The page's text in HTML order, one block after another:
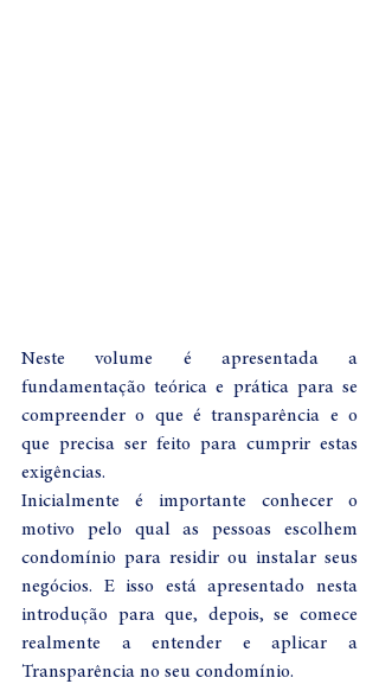
Neste volume é apresentada a
fundamentação teórica e prática para se
compreender o que é transparência e o
que precisa ser feito para cumprir estas
exigências.
Inicialmente é importante conhecer o
motivo pelo qual as pessoas escolhem
condomínio para residir ou instalar seus
negócios. E isso está apresentado nesta
introdução para que, depois, se comece
realmente a entender e aplicar a
Transparência no seu condomínio.